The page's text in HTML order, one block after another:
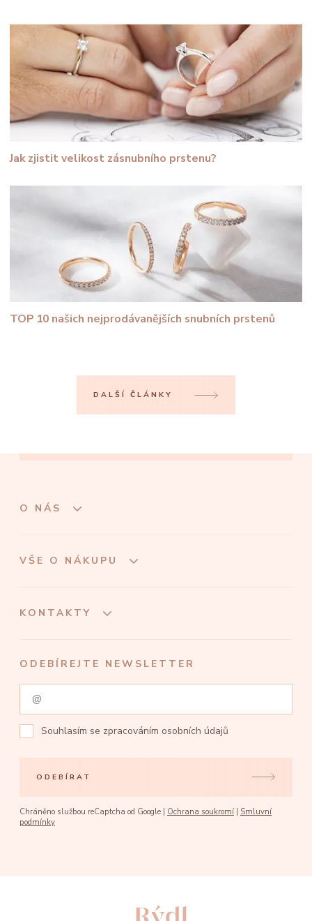
Jak zjistit velikost zásnubního prstenu?
TOP 10 našich nejprodávanějších snubních prstenů
DALŠÍ ČLÁNKY
O NÁS
VŠE O NÁKUPU
KONTAKTY
ODEBÍREJTE NEWSLETTER
Souhlasím se zpracováním osobních údajů
ODEBÍRAT
Chráněno službou reCaptcha od Google | Ochrana soukromí | Smluvní
podmínky